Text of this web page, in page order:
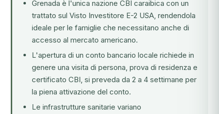
Grenada è l'unica nazione CBI caraibica con un
trattato sul Visto Investitore E-2 USA, rendendola
ideale per le famiglie che necessitano anche di
accesso al mercato americano.
L'apertura di un conto bancario locale richiede in
genere una visita di persona, prova di residenza e
certificato CBI, si preveda da 2 a 4 settimane per
la piena attivazione del conto.
Le infrastrutture sanitarie variano